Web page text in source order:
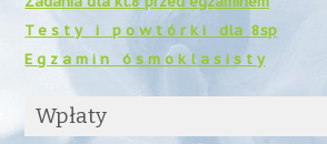
T e s t y i p o w t ó r k i dla 8sp
E g z a m i n ó s m o k l a s i s t y
Wpłaty